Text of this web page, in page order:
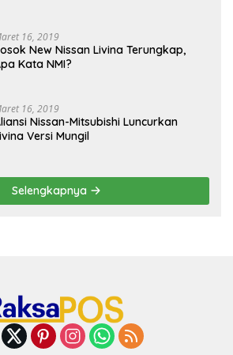
16, 2019
New Nissan Livina Terungkap,
Kata NMI?
16, 2019
Nissan-Mitsubishi Luncurkan
Versi Mungil
Selengkapnya